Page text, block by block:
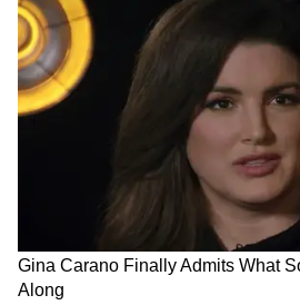
এবং ৩২.৭ এনএম টর্ক উৎপন্ন
মিমি নিচু সিঙ্গেল-ফ্লোটিং
ডুয়াল এক্সহস্ট বাইকটিকে
কাস্টম লুক দেয়। এক্স-শোরুম
৪. ইয়েজদি রোডস্টার (Yezdi
LATEST VIDEOS
Annapurna Bhandar Payment |
প্রতিমাসে কত তারিখে ঢুকবে